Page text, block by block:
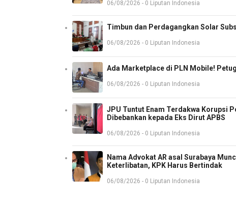
06/08/2026 - 0 Liputan Indonesia
Timbun dan Perdagangkan Solar
06/08/2026 - 0 Liputan Indonesia
Ada Marketplace di PLN Mobile!
06/08/2026 - 0 Liputan Indonesia
JPU Tuntut Enam Terdakwa Korupsi
Dibebankan kepada Eks Dirut APBS
06/08/2026 - 0 Liputan Indonesia
Nama Advokat AR asal Surabaya
Keterlibatan, KPK Harus Bertindak
06/08/2026 - 0 Liputan Indonesia